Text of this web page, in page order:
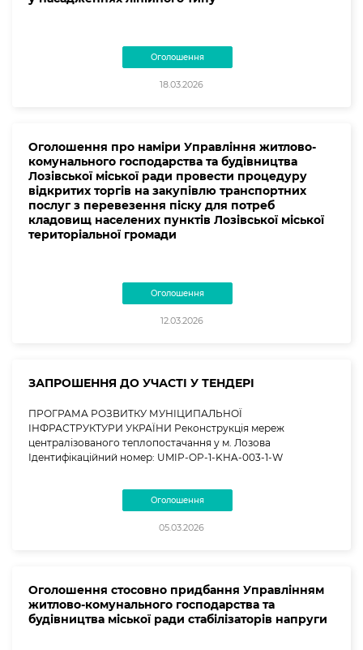
Оголошення
18.03.2026
Оголошення про наміри Управління житлово-
комунального господарства та будівництва
Лозівської міської ради провести процедуру
відкритих торгів на закупівлю транспортних
послуг з перевезення піску для потреб
кладовищ населених пунктів Лозівської міської
територіальної громади
Оголошення
12.03.2026
ЗАПРОШЕННЯ ДО УЧАСТІ У ТЕНДЕРІ
ПРОГРАМА РОЗВИТКУ МУНІЦИПАЛЬНОЇ
ІНФРАСТРУКТУРИ УКРАЇНИ Реконструкція мереж
централізованого теплопостачання у м. Лозова
Ідентифікаційний номер: UMIP-OP-1-KHA-003-1-W
Оголошення
05.03.2026
Оголошення стосовно придбання Управлінням
житлово-комунального господарства та
будівництва міської ради стабілізаторів напруги